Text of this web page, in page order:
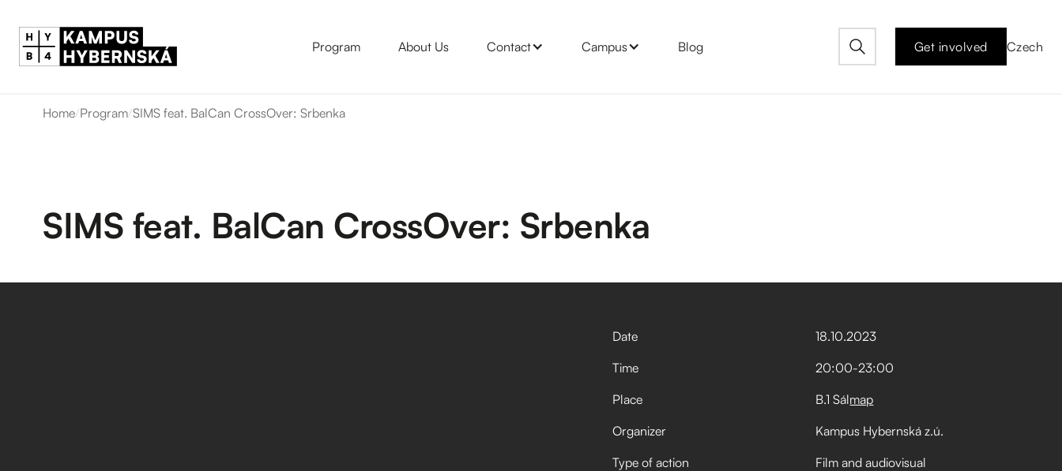
Program About Us Contact Campus Blog Get involved Czech
Home/Program/SIMS feat. BalCan CrossOver: Srbenka
SIMS feat. BalCan CrossOver: Srbenka
Date 18.10.2023
Time
20:00-23:00
Place
B.1 Sálmap
Organizer
Kampus Hybernská z.ú.
Type of action
Film and audiovisual